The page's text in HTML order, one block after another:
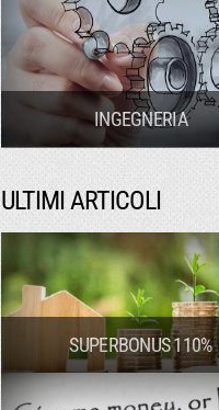
INGEGNERIA
ULTIMI ARTICOLI
SUPERBONUS 110%